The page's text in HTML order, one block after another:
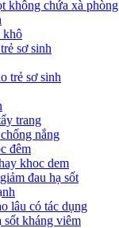
không chứa xà phòng
khô
sơ sinh
trẻ sơ sinh
trang
nắng
đêm
khoc dem
đau hạ sốt
lâu có tác dụng
sốt kháng viêm